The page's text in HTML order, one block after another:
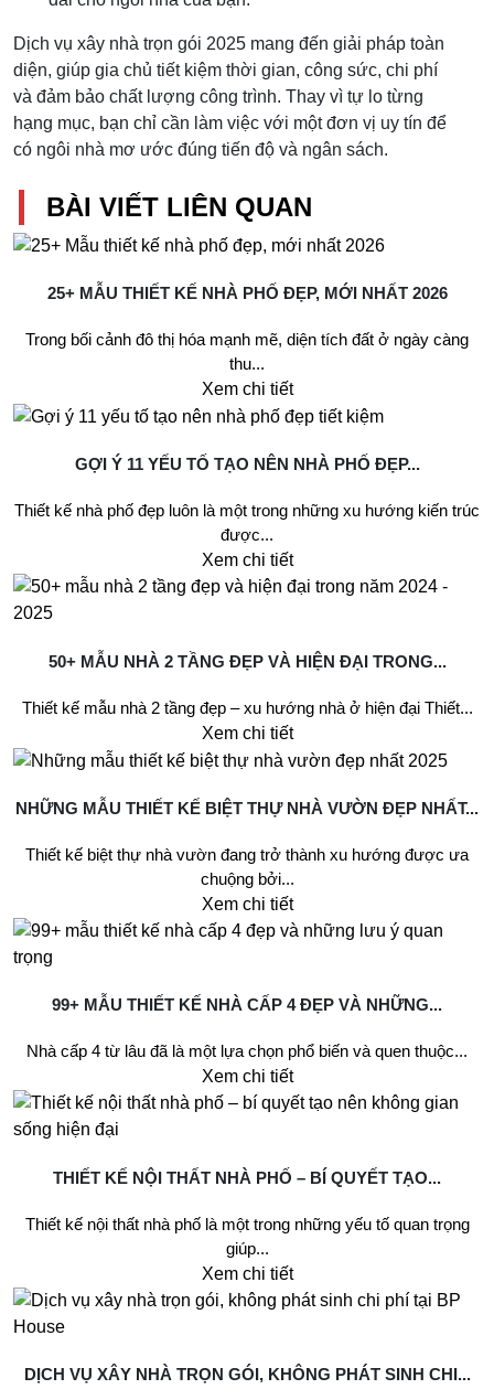
Dịch vụ xây nhà trọn gói 2025 mang đến giải pháp toàn
diện, giúp gia chủ tiết kiệm thời gian, công sức, chi phí
và đảm bảo chất lượng công trình. Thay vì tự lo từng
hạng mục, bạn chỉ cần làm việc với một đơn vị uy tín để
có ngôi nhà mơ ước đúng tiến độ và ngân sách.
BÀI VIẾT LIÊN QUAN
25+ MẪU THIẾT KẾ NHÀ PHỐ ĐẸP, MỚI NHẤT 2026
Trong bối cảnh đô thị hóa mạnh mẽ, diện tích đất ở ngày càng
thu...
Xem chi tiết
GỢI Ý 11 YẾU TỐ TẠO NÊN NHÀ PHỐ ĐẸP...
Thiết kế nhà phố đẹp luôn là một trong những xu hướng kiến trúc
được...
Xem chi tiết
50+ MẪU NHÀ 2 TẦNG ĐẸP VÀ HIỆN ĐẠI TRONG...
Thiết kế mẫu nhà 2 tầng đẹp – xu hướng nhà ở hiện đại Thiết...
Xem chi tiết
NHỮNG MẪU THIẾT KẾ BIỆT THỰ NHÀ VƯỜN ĐẸP NHẤT...
Thiết kế biệt thự nhà vườn đang trở thành xu hướng được ưa
chuộng bởi...
Xem chi tiết
99+ MẪU THIẾT KẾ NHÀ CẤP 4 ĐẸP VÀ NHỮNG...
Nhà cấp 4 từ lâu đã là một lựa chọn phổ biến và quen thuộc...
Xem chi tiết
THIẾT KẾ NỘI THẤT NHÀ PHỐ – BÍ QUYẾT TẠO...
Thiết kế nội thất nhà phố là một trong những yếu tố quan trọng
giúp...
Xem chi tiết
DỊCH VỤ XÂY NHÀ TRỌN GÓI, KHÔNG PHÁT SINH CHI...